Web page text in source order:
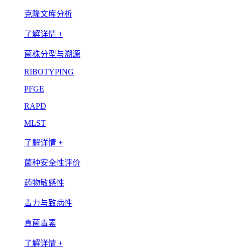
克隆文库分析
了解详情 +
菌株分型与溯源
RIBOTYPING
PFGE
RAPD
MLST
了解详情 +
菌种安全性评价
药物敏感性
毒力与致病性
真菌毒素
了解详情 +